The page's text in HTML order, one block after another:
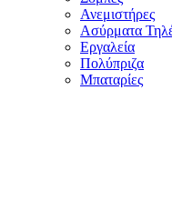
Ανεμιστήρες
Ασύρματα
Εργαλεία
Πολύπριζα
Μπαταρίες